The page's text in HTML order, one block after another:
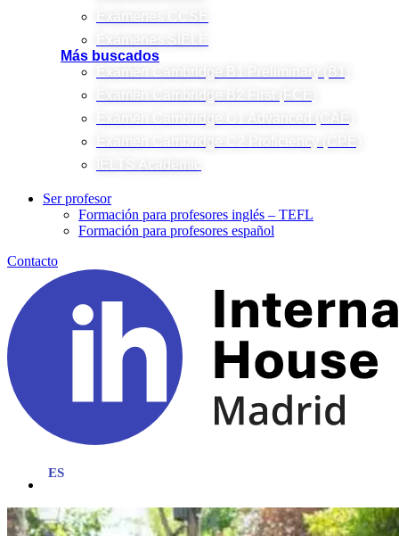
Exámenes CCSE
Exámenes SIELE
Más buscados
Examen Cambridge B1 Preliminary (B1)
Examen Cambridge B2 First (FCE)
Examen Cambridge C1 Advanced (CAE)
Examen Cambridge C2 Proficiency (CPE)
IELTS Academic
Ser profesor
Formación para profesores inglés – TEFL
Formación para profesores español
Contacto